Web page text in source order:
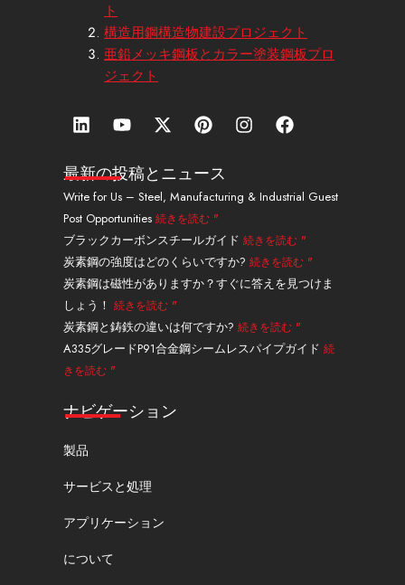
ト
構造用鋼構造物建設プロジェクト
亜鉛メッキ鋼板とカラー塗装鋼板プロ
ジェクト
リ
ン
ト
イ
ン
Y
o
t
u
b
e
エ
ッ
ス
・
ツ
イ
ッ
タ
ー
ピ
ン
レ
ス
ト
イ
ン
グ
ラ
フ
ェ
ブ
ッ
最新の投稿とニュース
Write for Us – Steel, Manufacturing & Industrial Guest
Post Opportunities 続きを読む "
ブラックカーボンスチールガイド 続きを読む "
炭素鋼の強度はどのくらいですか? 続きを読む "
炭素鋼は磁性がありますか？すぐに答えを見つけま
しょう！ 続きを読む "
炭素鋼と鋳鉄の違いは何ですか? 続きを読む "
A335グレードP91合金鋼シームレスパイプガイド 続
きを読む "
ナビゲーション
製品
サービスと処理
アプリケーション
について